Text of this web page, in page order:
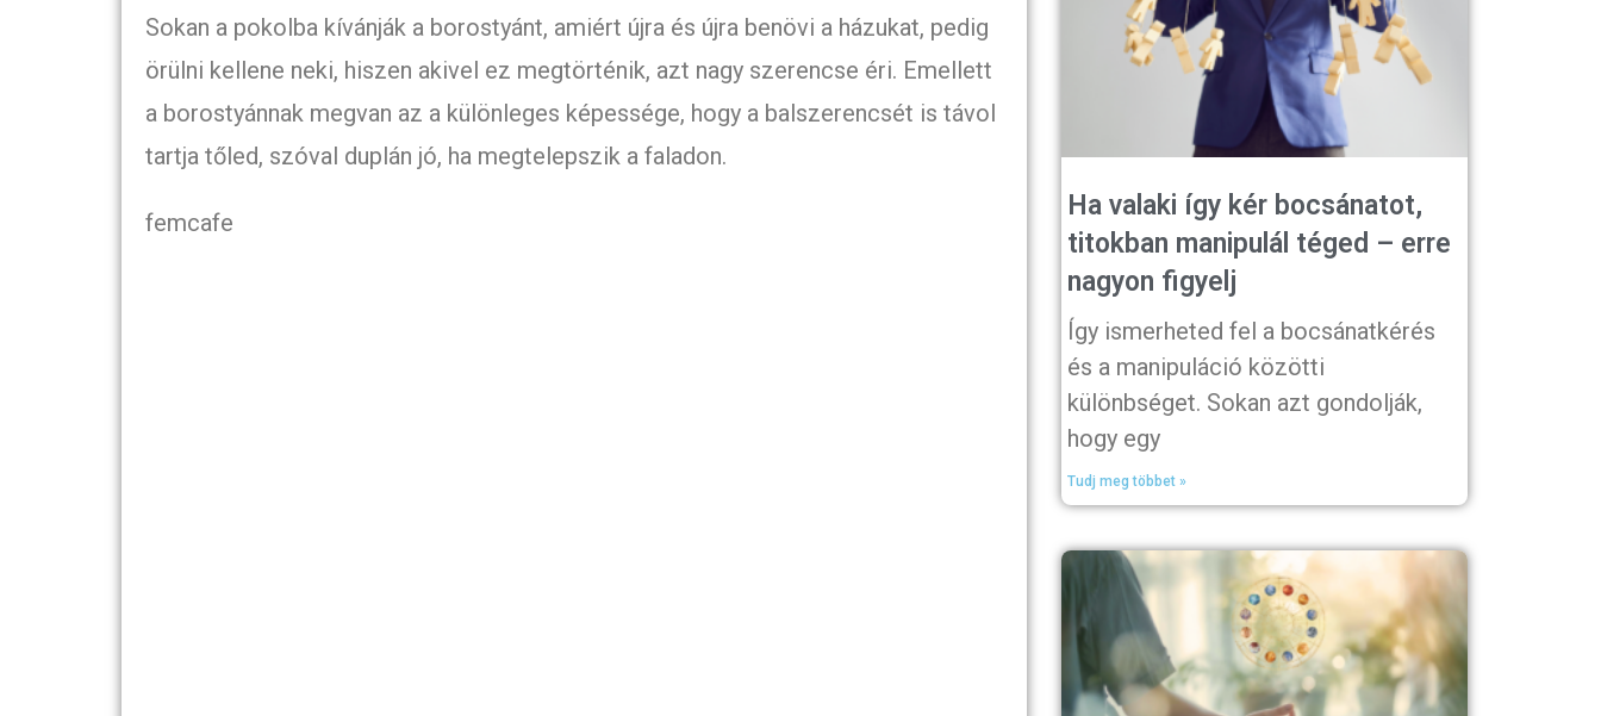
Sokan a pokolba kívánják a borostyánt, amiért újra és újra benövi a házukat, pedig
örülni kellene neki, hiszen akivel ez megtörténik, azt nagy szerencse éri. Emellett
a borostyánnak megvan az a különleges képessége, hogy a balszerencsét is távol
tartja tőled, szóval duplán jó, ha megtelepszik a faladon.
femcafe
Ha valaki így kér bocsánatot,
titokban manipulál téged – erre
nagyon figyelj
Így ismerheted fel a bocsánatkérés
és a manipuláció közötti
különbséget. Sokan azt gondolják,
hogy egy
Tudj meg többet »